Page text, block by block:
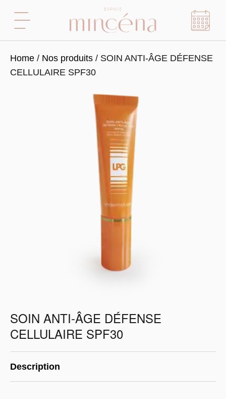
Home / Nos produits / SOIN ANTI-ÂGE DÉFENSE
CELLULAIRE SPF30
SOIN ANTI-ÂGE DÉFENSE
CELLULAIRE SPF30
Description